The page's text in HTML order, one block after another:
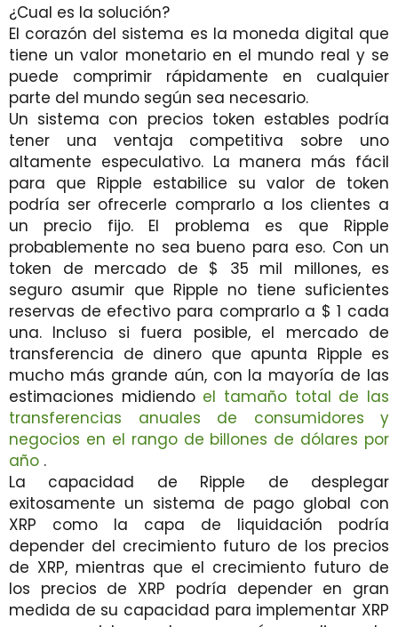
¿Cual es la solución?
El corazón del sistema es la moneda digital que
tiene un valor monetario en el mundo real y se
puede comprimir rápidamente en cualquier
parte del mundo según sea necesario.
Un sistema con precios token estables podría
tener una ventaja competitiva sobre uno
altamente especulativo. La manera más fácil
para que Ripple estabilice su valor de token
podría ser ofrecerle comprarlo a los clientes a
un precio fijo. El problema es que Ripple
probablemente no sea bueno para eso. Con un
token de mercado de $ 35 mil millones, es
seguro asumir que Ripple no tiene suficientes
reservas de efectivo para comprarlo a $ 1 cada
una. Incluso si fuera posible, el mercado de
transferencia de dinero que apunta Ripple es
mucho más grande aún, con la mayoría de las
estimaciones midiendo el tamaño total de las
transferencias anuales de consumidores y
negocios en el rango de billones de dólares por
año .
La capacidad de Ripple de desplegar
exitosamente un sistema de pago global con
XRP como la capa de liquidación podría
depender del crecimiento futuro de los precios
de XRP, mientras que el crecimiento futuro de
los precios de XRP podría depender en gran
medida de su capacidad para implementar XRP